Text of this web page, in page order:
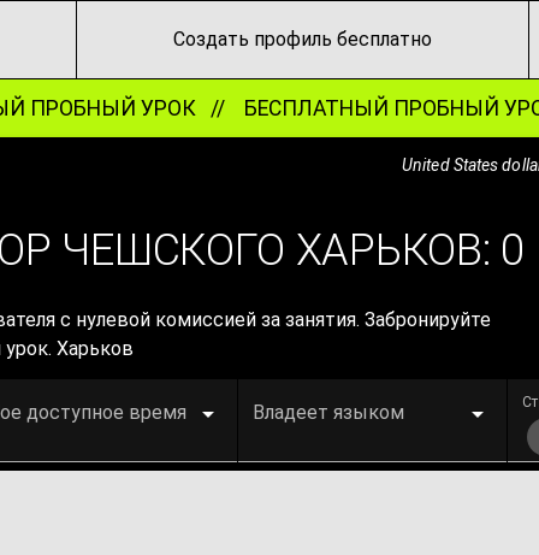
Создать профиль бесплатно
ПРОБНЫЙ УРОК //БЕСПЛАТНЫЙ ПРОБНЫЙ
United States
ЧЕШСКОГО ХАРЬКОВ: 0
с нулевой комиссией за занятия. Забронируйте
Харьков
доступное время Владеет языком